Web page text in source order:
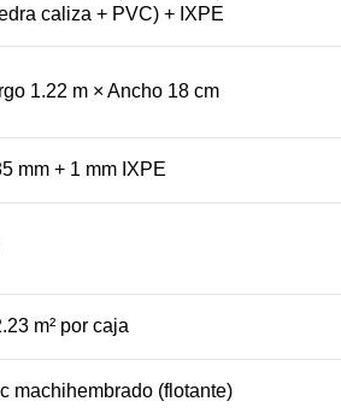
caliza + PVC) + IXPE
1.22 m × Ancho 18 cm
mm + 1 mm IXPE
m² por caja
machihembrado (flotante)